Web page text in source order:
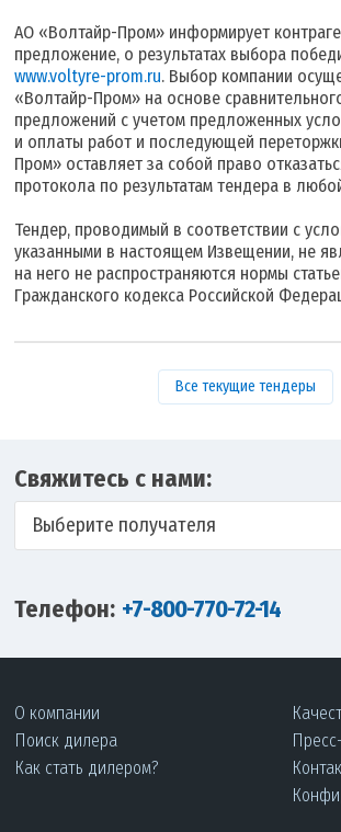
АО «Волтайр-Пром» информирует
предложение, о результатах выбора
www.voltyre-prom.ru. Выбор компании
«Волтайр-Пром» на основе
предложений с учетом предложенных
и оплаты работ и последующей
Пром» оставляет за собой право
протокола по результатам тендера в
Тендер, проводимый в соответствии с
указанными в настоящем Извещении, не
на него не распространяются нормы
Гражданского кодекса Российской
Все текущие тендеры
Свяжитесь с нами:
Выберите получателя
Телефон: +7-800-770-72-14
О компании
Поиск дилера
Как стать дилером?